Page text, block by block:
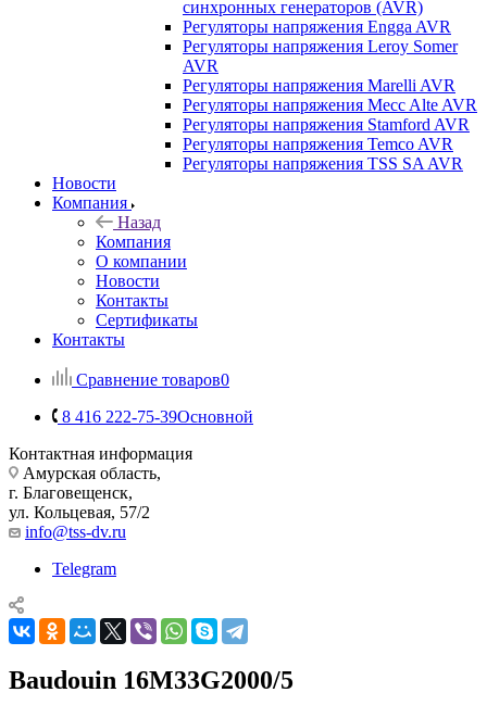
синхронных генераторов (AVR)
Регуляторы напряжения Engga AVR
Регуляторы напряжения Leroy Somer
AVR
Регуляторы напряжения Marelli AVR
Регуляторы напряжения Mecc Alte AVR
Регуляторы напряжения Stamford AVR
Регуляторы напряжения Temco AVR
Регуляторы напряжения TSS SA AVR
Новости
Компания
Назад
Компания
О компании
Новости
Контакты
Сертификаты
Контакты
Сравнение товаров0
8 416 222-75-39Основной
Контактная информация
Амурская область,
г. Благовещенск,
ул. Кольцевая, 57/2
info@tss-dv.ru
Telegram
Baudouin 16M33G2000/5